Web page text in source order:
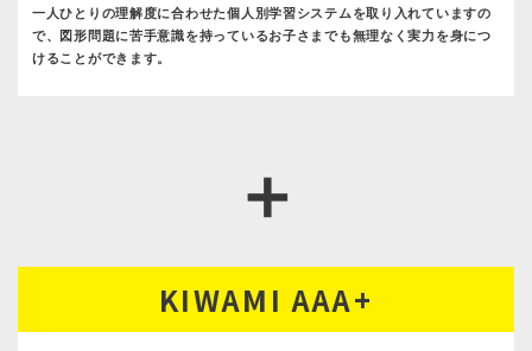
一人ひとりの理解度に合わせた個人別学習システムを取り入れていますの
で、図形問題に苦手意識を持っているお子さまでも無理なく実力を身につ
けることができます。
＋
KIWAMI AAA+